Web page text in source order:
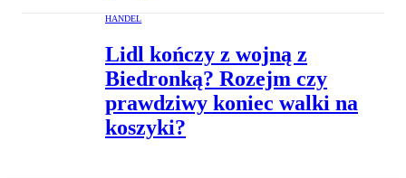
HANDEL
Lidl kończy z wojną z
Biedronką? Rozejm czy
prawdziwy koniec walki na
koszyki?